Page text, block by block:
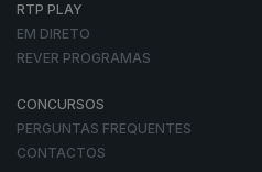
RTP PLAY
EM DIRETO
REVER PROGRAMAS
CONCURSOS
PERGUNTAS FREQUENTES
CONTACTOS